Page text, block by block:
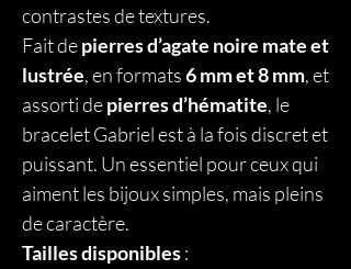
contrastes de textures.
Fait depierres d’agate noire mate et
lustrée, en formats6 mm et 8 mm, et
assorti depierres d’hématite, le
bracelet Gabriel est à la fois discret et
puissant. Un essentiel pour ceux qui
aiment les bijoux simples, mais pleins
de caractère.
Tailles disponibles: